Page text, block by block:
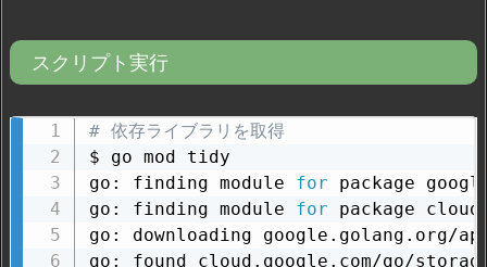
スクリプト実行
# 依存ライブラリを取得
$ go mod tidy
go: finding module for package
go: finding module for package
go: downloading google.golang.org/
go: found cloud.google.com/go/